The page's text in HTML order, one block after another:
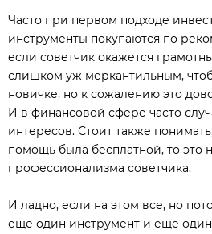
Часто при первом подходе
инструменты покупаются по
если советчик окажется
слишком уж меркантильным,
новичке, но к сожалению это
И в финансовой сфере часто
интересов. Стоит также
помощь была бесплатной, то это
профессионализма советчика.
И ладно, если на этом все, но
еще один инструмент и еще